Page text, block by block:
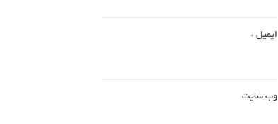
ایمیل *
وب‌ سایت